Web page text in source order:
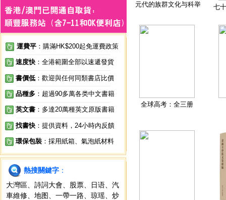
運費平 ：購滿HK$200起免運費政策
速度快 ：全港範圍全部以速遞發貨
書價低 ：歡迎與任何同類書店比價
品種多 ：超過90多萬各类中文書籍
英文書 ：多達20萬種英文原版書籍
找書快 ：提供資料，24小時內反饋
環保包裝 ：採用紙箱、氣泡紙材料
熱搜關鍵字 ：
大灣區
詩詞大會 股票 日语
汽
車維修
地图 一帶一路 琼瑶
炒
元代的族群文化与科举 七
全球高考：全三册